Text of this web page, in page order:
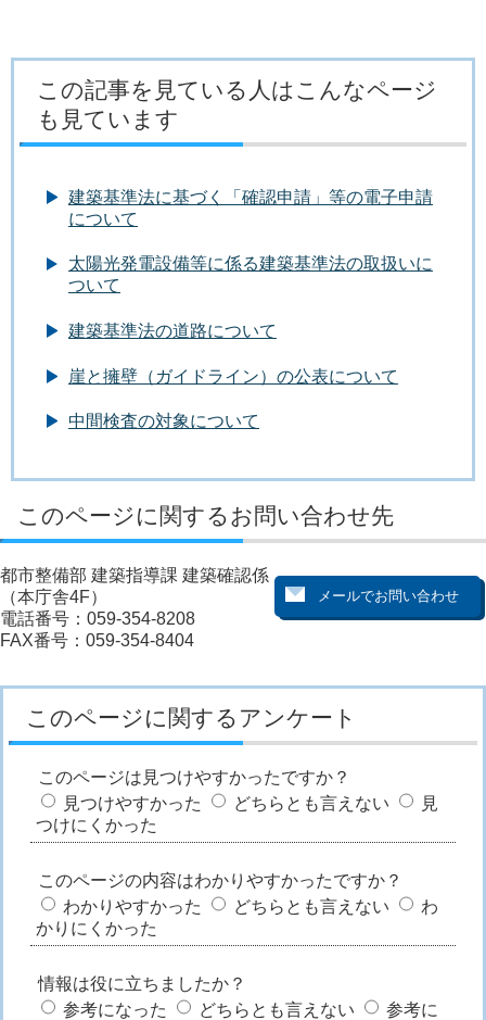
この記事を見ている人はこんなページ
も見ています
建築基準法に基づく「確認申請」等の電子申請
について
太陽光発電設備等に係る建築基準法の取扱いに
ついて
建築基準法の道路について
崖と擁壁（ガイドライン）の公表について
中間検査の対象について
このページに関するお問い合わせ先
都市整備部 建築指導課 建築確認係
（本庁舎4F）
電話番号：059-354-8208
FAX番号：059-354-8404
このページに関するアンケート
このページは見つけやすかったですか？
見つけやすかった
どちらとも言えない
見
つけにくかった
このページの内容はわかりやすかったですか？
わかりやすかった
どちらとも言えない
わ
かりにくかった
情報は役に立ちましたか？
参考になった
どちらとも言えない
参考に